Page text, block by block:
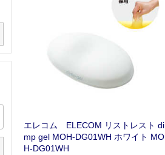
エレコム ELECOM リストレスト di
mp gel MOH-DG01WH ホワイト MO
H-DG01WH